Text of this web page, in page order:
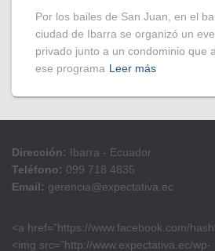
Por los bailes de San Juan, en el
ciudad de Ibarra se organizó un
privado junto a un condominio que
ese programa Leer más
Dirección: Ibarra - Ecuador
Teléfono: 099 718 4835
Email: gerencia@expectativa.ec
<a href=”https://www.facebook.com/
<img src=”http://www.expectativa.ec/wp-